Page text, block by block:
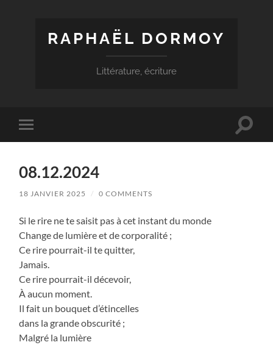
RAPHAËL DORMOY
Littérature, écriture
Toggle
mobile
Toggle
08.12.2024
18 JANVIER 2025 / 0 COMMENTS
Si le rire ne te saisit pas à cet instant du monde
Change de lumière et de corporalité ;
Ce rire pourrait-il te quitter,
Jamais.
Ce rire pourrait-il décevoir,
À aucun moment.
Il fait un bouquet d’étincelles
dans la grande obscurité ;
Malgré la lumière